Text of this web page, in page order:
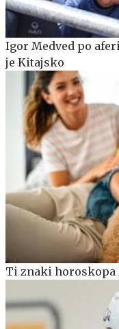
Igor Medved po
je Kitajsko
Ti znaki horoskopa